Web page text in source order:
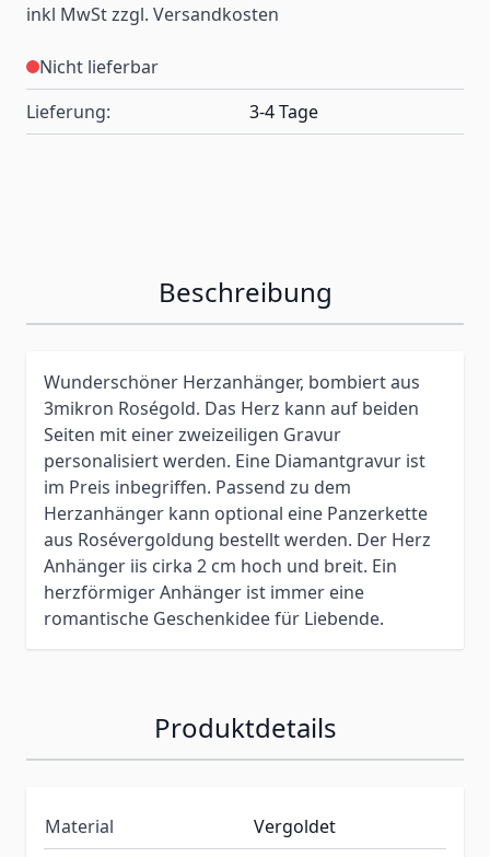
inkl MwSt zzgl. Versandkosten
Nicht lieferbar
Lieferung:
3-4 Tage
Beschreibung
Wunderschöner Herzanhänger, bombiert aus
3mikron Roségold. Das Herz kann auf beiden
Seiten mit einer zweizeiligen Gravur
personalisiert werden. Eine Diamantgravur ist
im Preis inbegriffen. Passend zu dem
Herzanhänger kann optional eine Panzerkette
aus Rosévergoldung bestellt werden. Der Herz
Anhänger iis cirka 2 cm hoch und breit. Ein
herzförmiger Anhänger ist immer eine
romantische Geschenkidee für Liebende.
Produktdetails
Material
Vergoldet